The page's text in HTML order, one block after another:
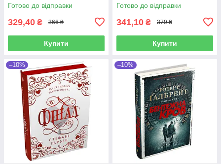
Готово до відправки
329,40 ₴ 366 ₴
Купити
Готово до відправки
341,10 ₴ 379 ₴
Купити
–10% –10%